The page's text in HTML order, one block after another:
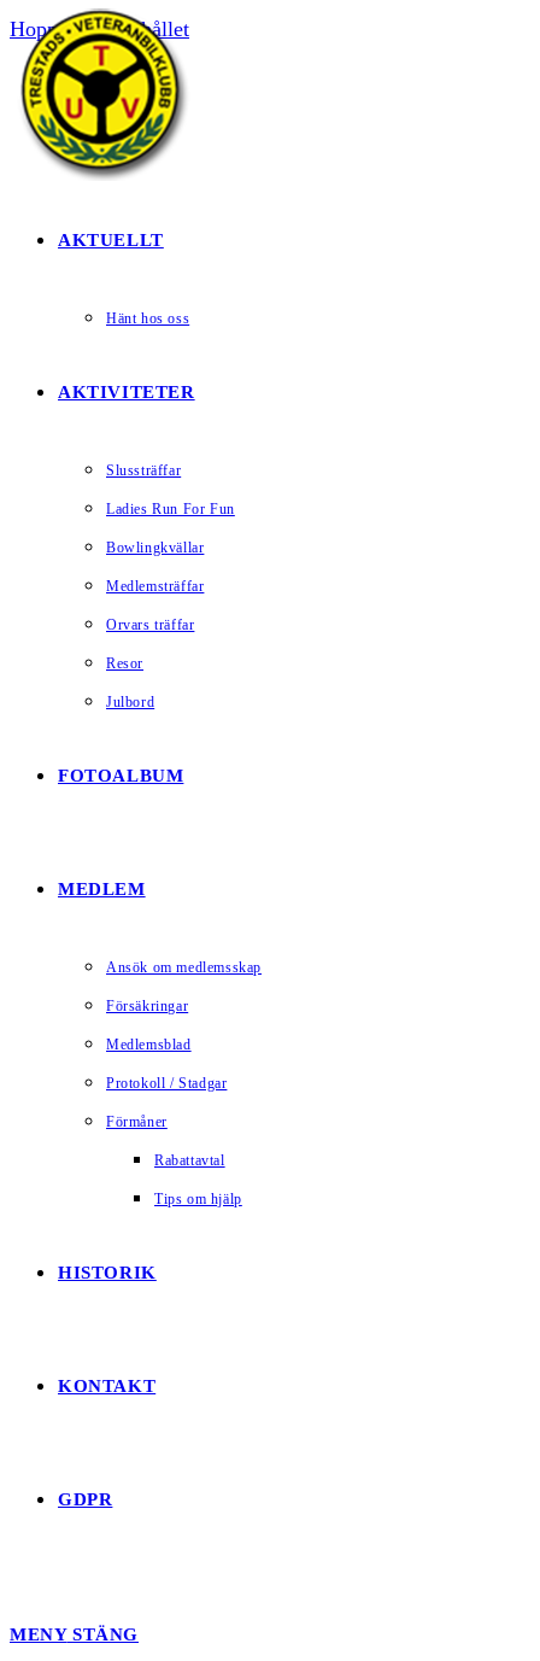
Hoppa till innehållet
HEM
AKTUELLT
Hänt hos oss
AKTIVITETER
Slussträffar
Ladies Run For Fun
Bowlingkvällar
Medlemsträffar
Orvars träffar
Resor
Julbord
FOTOALBUM
MEDLEM
Ansök om medlemsskap
Försäkringar
Medlemsblad
Protokoll / Stadgar
Förmåner
Rabattavtal
Tips om hjälp
HISTORIK
KONTAKT
GDPR
MENY STÄNG